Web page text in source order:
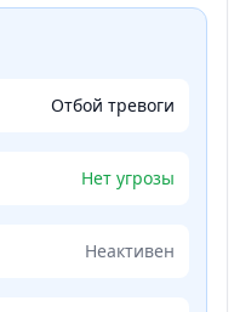
Отбой тревоги
Нет угрозы
Неактивен